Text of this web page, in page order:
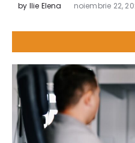
by Ilie Elena noiembrie 22,